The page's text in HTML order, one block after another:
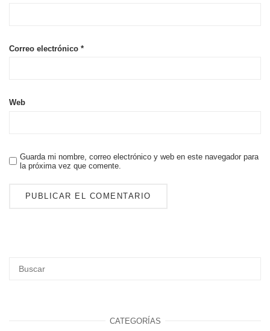
Correo electrónico *
Web
Guarda mi nombre, correo electrónico y web en este navegador para
la próxima vez que comente.
CATEGORÍAS